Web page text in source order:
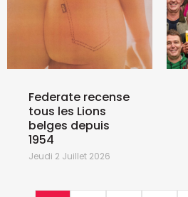
Federate recense
tous les Lions
belges depuis
1954
Jeudi 2 Juillet 2026